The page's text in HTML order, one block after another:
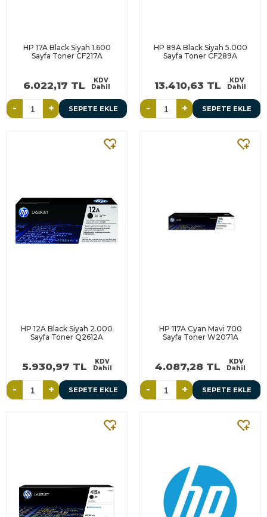
HP 17A Black Siyah 1.600
Sayfa Toner CF217A
6.022,17 TL
KDV
Dahil
- + SEPETE EKLE
HP 89A Black Siyah 5.000
Sayfa Toner CF289A
13.410,63 TL
KDV
Dahil
- + SEPETE EKLE
HP 12A Black Siyah 2.000
Sayfa Toner Q2612A
5.930,97 TL
KDV
Dahil
- + SEPETE EKLE
HP 117A Cyan Mavi 700
Sayfa Toner W2071A
4.087,28 TL
KDV
Dahil
- + SEPETE EKLE